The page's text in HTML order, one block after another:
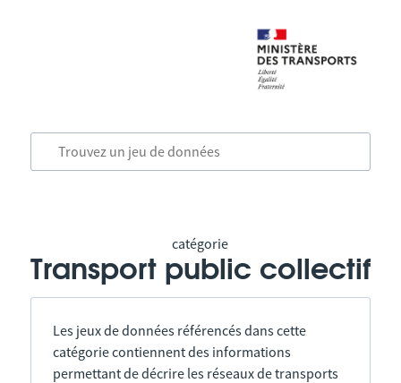
catégorie
Transport public collectif
Les jeux de données référencés dans cette
catégorie contiennent des informations
permettant de décrire les réseaux de transports